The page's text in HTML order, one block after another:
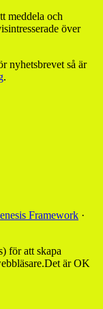
meddela och
över
nyhetsbrevet så är
.
Framework ·
för att skapa
Det är OK